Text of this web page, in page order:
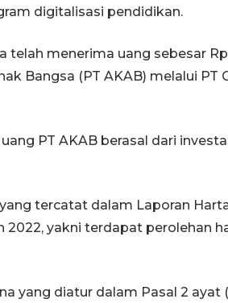
digitalisasi pendidikan.
telah menerima uang sebesar
Bangsa (PT AKAB) melalui PT
PT AKAB berasal dari
tercatat dalam Laporan
2022, yakni terdapat perolehan
yang diatur dalam Pasal 2 ayat